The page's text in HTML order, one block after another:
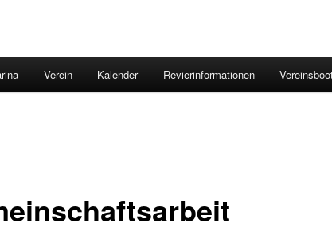
Verein Kalender Revierinformationen